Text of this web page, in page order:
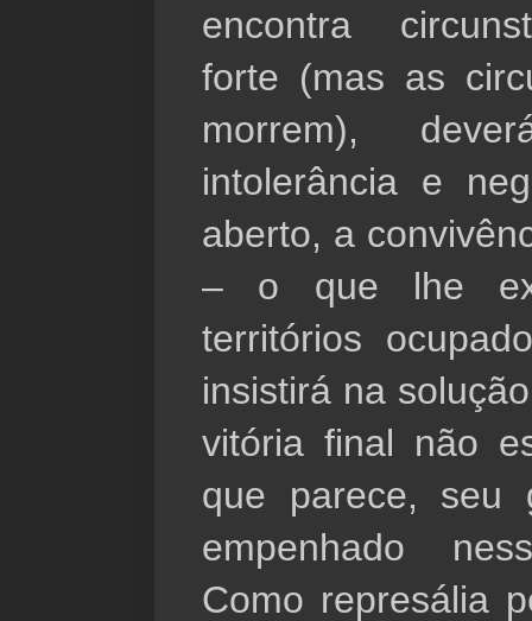
encontra
forte (mas as
morrem),
intolerância e
aberto, a
– o que lhe
territórios
insistirá na
vitória final não
que parece, seu
empenhado
Como represália